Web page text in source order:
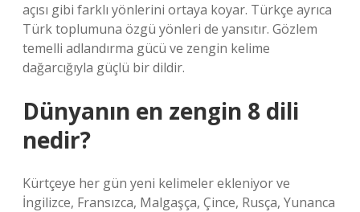
açısı gibi farklı yönlerini ortaya koyar. Türkçe ayrıca
Türk toplumuna özgü yönleri de yansıtır. Gözlem
temelli adlandırma gücü ve zengin kelime
dağarcığıyla güçlü bir dildir.
Dünyanın en zengin 8 dili
nedir?
Kürtçeye her gün yeni kelimeler ekleniyor ve
İngilizce, Fransızca, Malgaşça, Çince, Rusça, Yunanca